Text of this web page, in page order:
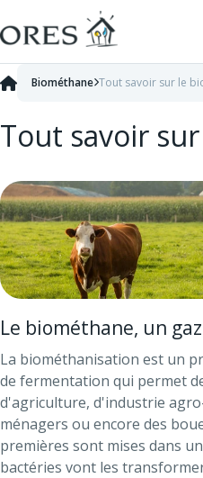
Skip to Content
Tout savoir
Biométhane Tout savoir sur le
Le biométhane, un
La biométhanisation est un
de fermentation qui permet
d'agriculture, d'industrie
ménagers ou encore des
premières sont mises dans
bactéries vont les